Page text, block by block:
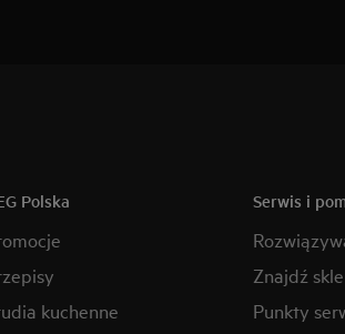
Polska
kuchenne
Serwis i
Znajdź
Punkty